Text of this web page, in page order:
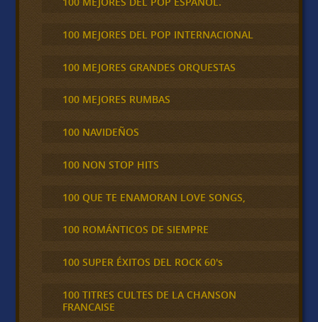
100 MEJORES DEL POP INTERNACIONAL
100 MEJORES GRANDES ORQUESTAS
100 MEJORES RUMBAS
100 NAVIDEÑOS
100 NON STOP HITS
100 QUE TE ENAMORAN LOVE SONGS,
100 ROMÁNTICOS DE SIEMPRE
100 SUPER ÉXITOS DEL ROCK 60's
100 TITRES CULTES DE LA CHANSON
FRANCAISE